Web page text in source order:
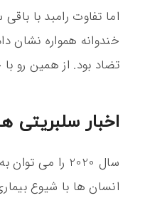
اما تفاوت رامبد با
خندوانه همواره نشان
تضاد بود. از همین رو
اخبار سلبریتی ها
انسان ها با شیوع